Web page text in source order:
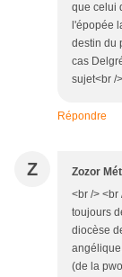
que celui
l'épopée
destin du
cas
sujet<br /
Répondre
Z Zozor
<br />
toujours
diocèse
(de la